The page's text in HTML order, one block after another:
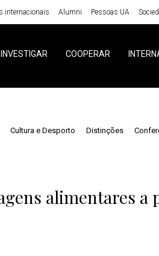
internacionais Alumni Pessoas UA
INVESTIGAR COOPERAR
Cultura e Desporto Distinções
alimentares a